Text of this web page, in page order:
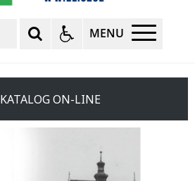
MENU
KATALOG ON-LINE